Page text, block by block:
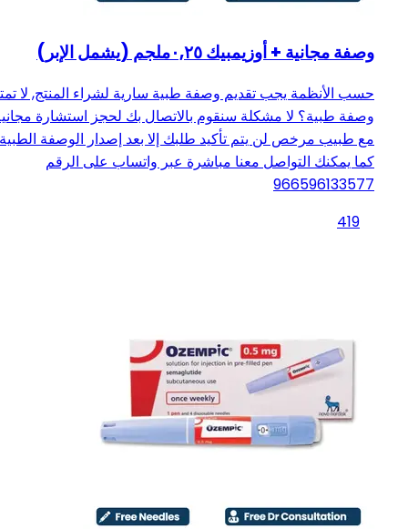
وصفة مجانية + أوزيمبيك ٠,٢٥ملجم (يشمل الإبر)
حسب الأنظمة يجب تقديم وصفة طبية سارية لشراء المنتج, لا
وصفة طبية؟ لا مشكلة سنقوم بالاتصال بك لحجز استشارة
مع طبيب مرخص لن يتم تأكيد طلبك إلا بعد إصدار الوصفة الطبية
كما يمكنك التواصل معنا مباشرة عبر واتساب على الرقم
966596133577
419